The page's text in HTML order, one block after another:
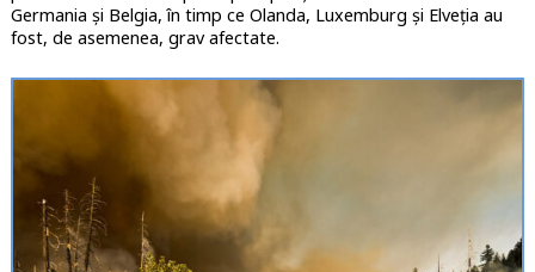
Germania și Belgia, în timp ce Olanda, Luxemburg și Elveția au
fost, de asemenea, grav afectate.